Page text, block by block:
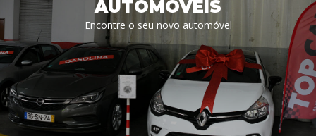
AUTOMÓVEIS
Encontre o seu novo automóvel